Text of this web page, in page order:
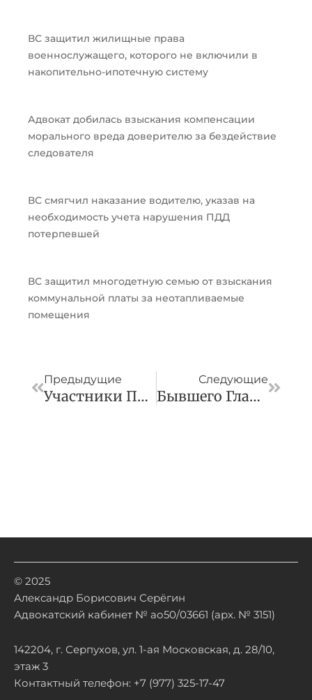
ВС защитил жилищные права
военнослужащего, которого не включили в
накопительно-ипотечную систему
Адвокат добилась взыскания компенсации
морального вреда доверителю за бездействие
следователя
ВС смягчил наказание водителю, указав на
необходимость учета нарушения ПДД
потерпевшей
ВС защитил многодетную семью от взыскания
коммунальной платы за неотапливаемые
помещения
Предыдущие
Участники ПМЮФ Обсудят, Как Измерить Платежеспособность Контрагента
Следующие
Бывшего Главреда Nexta Приговорили К 8 Годам Колонии
© 2025
Александр Борисович Серёгин
Адвокатский кабинет № ао50/03661 (арх. № 3151)
142204, г. Серпухов, ул. 1-ая Московская, д. 28/10,
этаж 3
Контактный телефон: +7 (977) 325-17-47